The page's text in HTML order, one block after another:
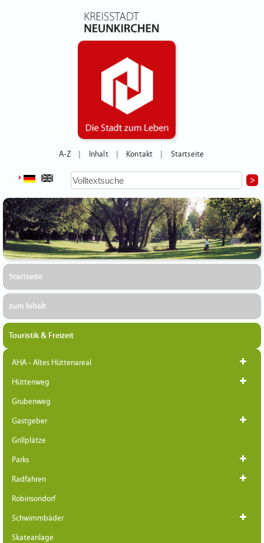
A-Z Inhalt Kontakt Startseite
Startseite
zum Inhalt
Touristik & Freizeit
AHA - Altes Hüttenareal
Hüttenweg
Grubenweg
Gastgeber
Grillplätze
Parks
Radfahren
Robinsondorf
Schwimmbäder
Skateanlage